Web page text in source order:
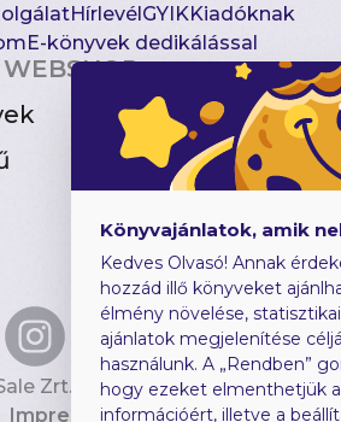
HírlevélGYIKKiadóknak
E-könyvek dedikálással
WEBSHOP
Csomagajánlatok
Akciósak
Előjegyezhetők
Újdonságok
Gyerekkönyvek
Heti toplista
Ajándékutalvány
Blog
Zrt. Minden jog fenntartva.
Impresszum
Könyvajánlatok, amik
Kedves Olvasó! Annak
hozzád illő könyveket
élmény növelése,
ajánlatok megjelenítése
használunk. A „Rendben”
hogy ezeket elmenthetjük
információért, illetve a